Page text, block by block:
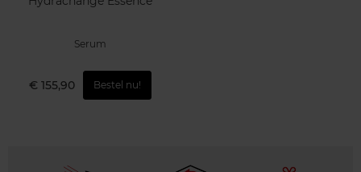
Serum
€ 155,90 Bestel nu!